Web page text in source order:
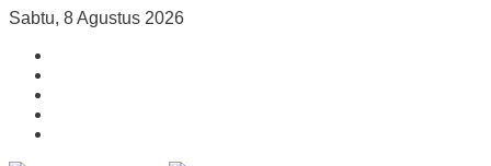
Sabtu, 8 Agustus 2026